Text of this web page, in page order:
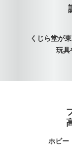
くじら堂が
玩具
ホビー